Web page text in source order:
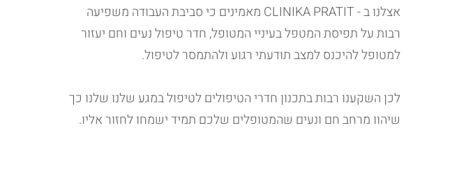
אצלנו ב - CLINIKA PRATIT מאמינים כי סביבת העבודה משפיעה
רבות על תפיסת המטפל בעיניי המטופל, חדר טיפול נעים וחם יעזור
למטופל להיכנס למצב תודעתי רגוע ולהתמסר לטיפול.
לכן השקענו רבות בתכנון חדרי הטיפולים לטיפול במגע שלנו שלנו כך
שיהוו מרחב חם ונעים שהמטופלים שלכם תמיד ישמחו לחזור אליו.